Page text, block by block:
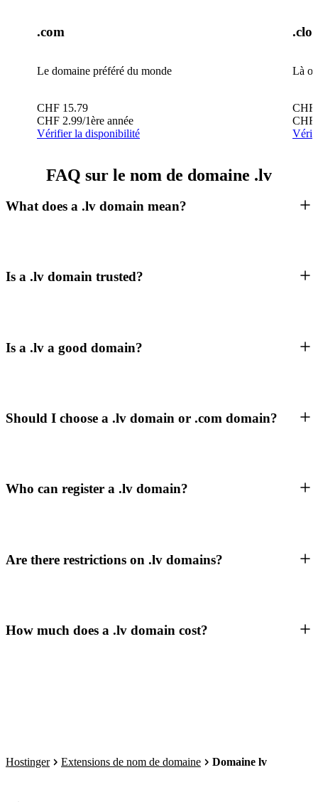
.com
Le domaine préféré du monde
CHF 15.79
CHF 2.99/1ère année
Vérifier la disponibilité
Là
CHF
CHF
FAQ sur le nom de domaine .lv
What does a .lv domain mean?
Is a .lv domain trusted?
Is a .lv a good domain?
Should I choose a .lv domain or .com domain?
Who can register a .lv domain?
Are there restrictions on .lv domains?
How much does a .lv domain cost?
Hostinger Extensions de nom de domaine Domaine lv